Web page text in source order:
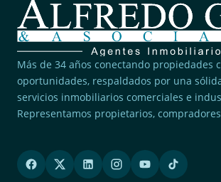
Más de 34 años conectando propiedades
oportunidades, respaldados por una
servicios inmobiliarios comerciales e
Representamos propietarios,